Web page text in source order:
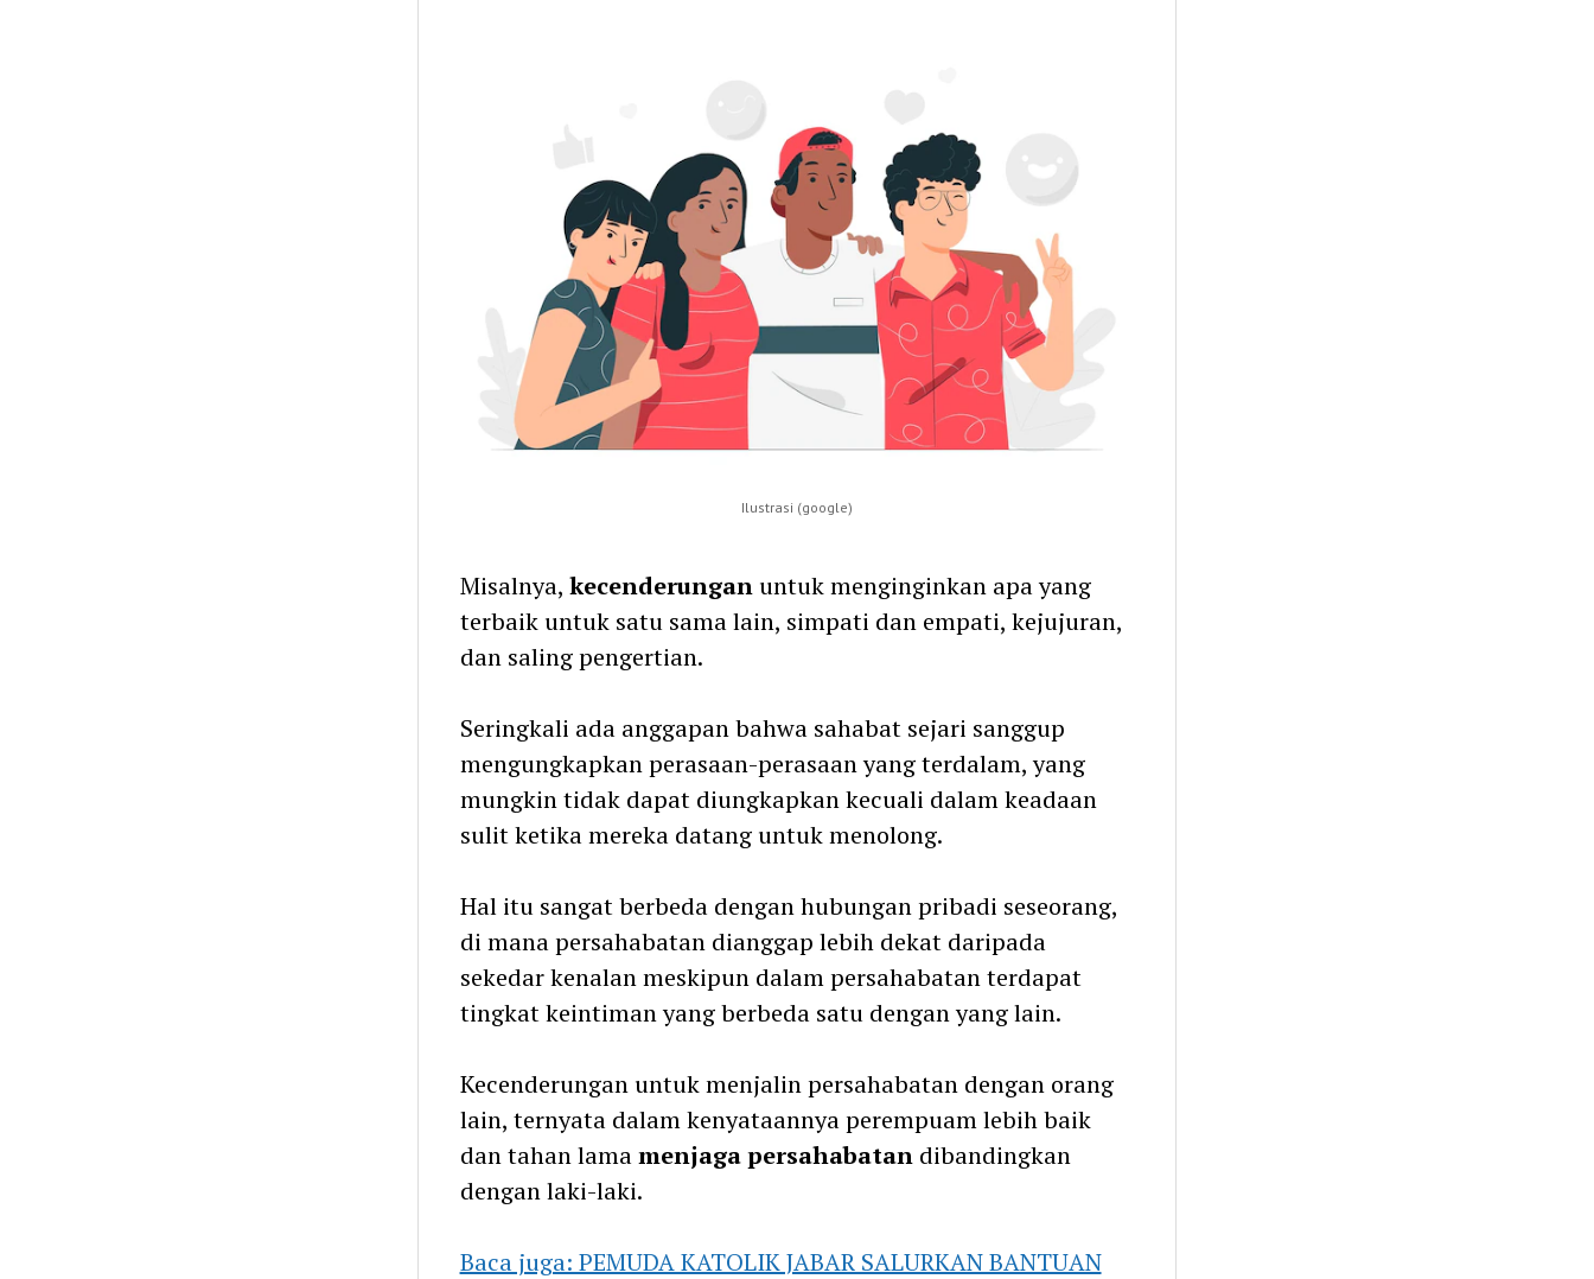
Ilustrasi (google)
Misalnya, kecenderungan untuk menginginkan apa yang
terbaik untuk satu sama lain, simpati dan empati, kejujuran,
dan saling pengertian.
Seringkali ada anggapan bahwa sahabat sejari sanggup
mengungkapkan perasaan-perasaan yang terdalam, yang
mungkin tidak dapat diungkapkan kecuali dalam keadaan
sulit ketika mereka datang untuk menolong.
Hal itu sangat berbeda dengan hubungan pribadi seseorang,
di mana persahabatan dianggap lebih dekat daripada
sekedar kenalan meskipun dalam persahabatan terdapat
tingkat keintiman yang berbeda satu dengan yang lain.
Kecenderungan untuk menjalin persahabatan dengan orang
lain, ternyata dalam kenyataannya perempuam lebih baik
dan tahan lamamenjaga persahabatandibandingkan
dengan laki-laki.
Baca juga: PEMUDA KATOLIK JABAR SALURKAN BANTUAN